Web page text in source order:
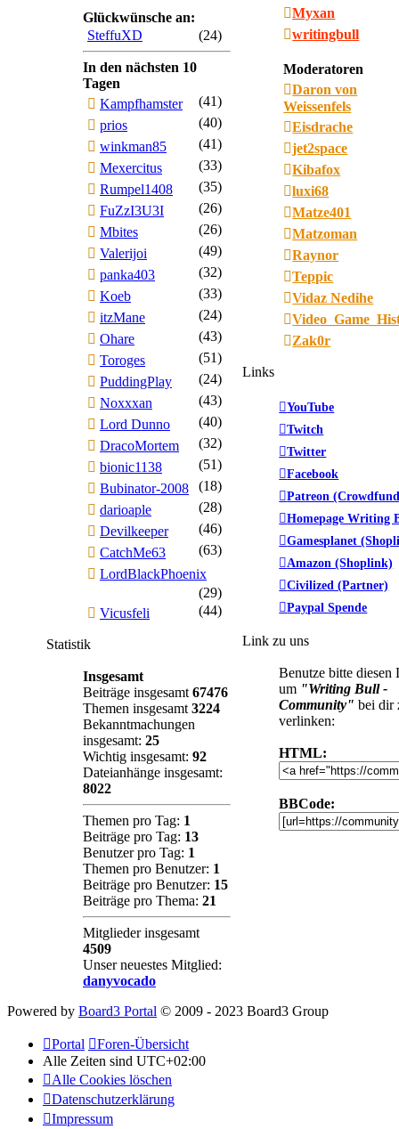
Glückwünsche an:
SteffuXD
(24)
In den nächsten 10
Tagen
Kampfhamster
(41)
prios
(40)
winkman85
(41)
Mexercitus
(33)
Rumpel1408
(35)
FuZzI3U3I
(26)
Mbites
(26)
Valerijoi
(49)
panka403
(32)
Koeb
(33)
itzMane
(24)
Ohare
(43)
Toroges
(51)
PuddingPlay
(24)
Noxxxan
(43)
Lord Dunno
(40)
DracoMortem
(32)
bionic1138
(51)
Bubinator-2008
(18)
darioaple
(28)
Devilkeeper
(46)
CatchMe63
(63)
LordBlackPhoenix
(29)
Vicusfeli
(44)
Statistik
Insgesamt
Beiträge insgesamt 67476
Themen insgesamt 3224
Bekanntmachungen
insgesamt: 25
Wichtig insgesamt: 92
Dateianhänge insgesamt:
8022
Themen pro Tag: 1
Beiträge pro Tag: 13
Benutzer pro Tag: 1
Themen pro Benutzer: 1
Beiträge pro Benutzer: 15
Beiträge pro Thema: 21
Mitglieder insgesamt
4509
Unser neuestes Mitglied:
danyvocado
Myxan
writingbull
Moderatoren
Daron von
Weissenfels
Eisdrache
jet2space
Kibafox
luxi68
Matze401
Matzoman
Raynor
Teppic
Vidaz Nedihe
Zak0r
Links
YouTube
Twitch
Twitter
Facebook
Patreon
Homepage Writing
Gamesplanet
Amazon (Shoplink)
Civilized (Partner)
Paypal Spende
Link zu uns
Benutze bitte diesen
um "Writing Bull -
Community" bei dir
verlinken:
HTML:
BBCode:
Powered by Board3 Portal © 2009 - 2023 Board3 Group
Portal
Foren-Übersicht
Alle Zeiten sind UTC+02:00
Alle Cookies löschen
Datenschutzerklärung
Impressum